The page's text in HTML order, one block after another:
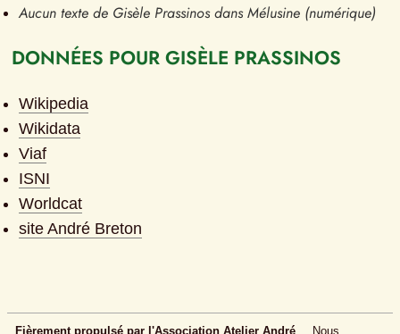
Aucun texte de Gisèle Prassinos dans Mélusine (numérique)
DONNÉES POUR GISÈLE PRASSINOS
Wikipedia
Wikidata
Viaf
ISNI
Worldcat
site André Breton
Fièrement propulsé par l'Association Atelier André Nous